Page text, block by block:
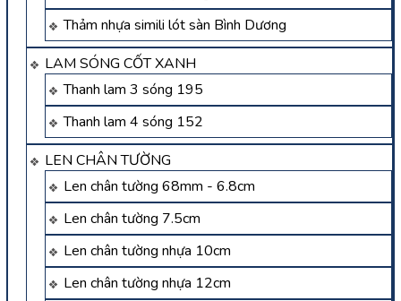
Thảm nhựa simili lót sàn Bình Dương
LAM SÓNG CỐT XANH
Thanh lam 3 sóng 195
Thanh lam 4 sóng 152
LEN CHÂN TƯỜNG
Len chân tường 68mm - 6.8cm
Len chân tường 7.5cm
Len chân tường nhựa 10cm
Len chân tường nhựa 12cm